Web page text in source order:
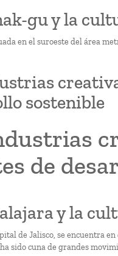
gu y la
en el suroeste del área
sostenible
de
y la
de Jalisco, se encuentra
sido cuna de grandes